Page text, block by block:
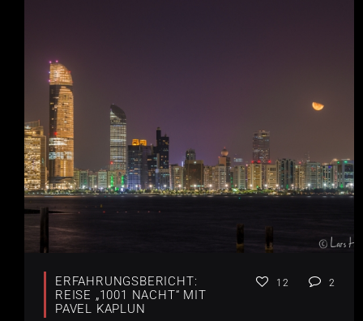
ERFAHRUNGSBERICHT:
REISE „1001 NACHT“ MIT
PAVEL KAPLUN
12 2